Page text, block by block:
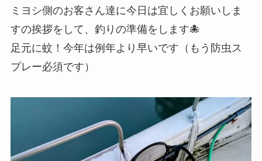
ミヨシ側のお客さん達に今日は宜しくお願いしま
すの挨拶をして、釣りの準備をします🐙
足元に蚊！今年は例年より早いです（もう防虫ス
プレー必須です）